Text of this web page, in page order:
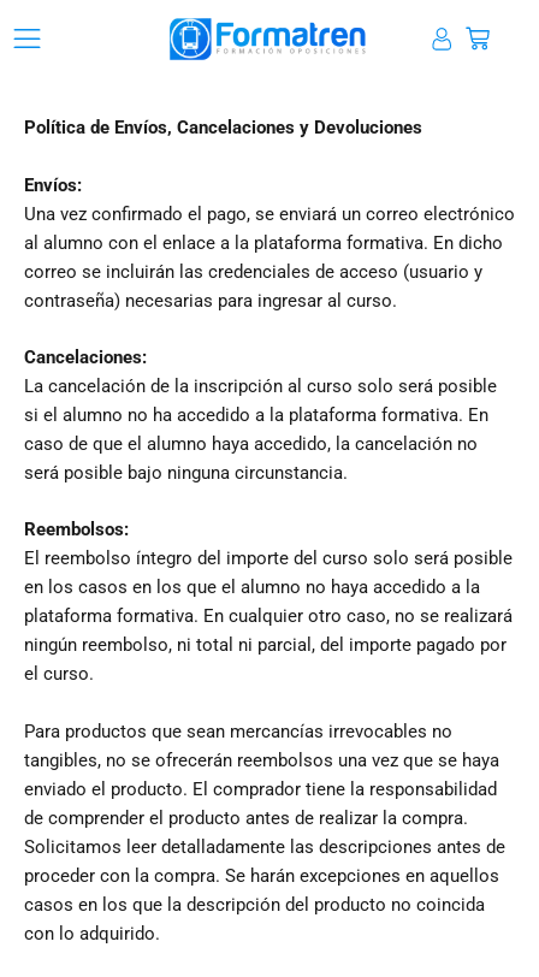
al
Política de Envíos, Cancelaciones y Devoluciones
Envíos:
Una vez confirmado el pago, se enviará un correo electrónico
al alumno con el enlace a la plataforma formativa. En dicho
correo se incluirán las credenciales de acceso (usuario y
contraseña) necesarias para ingresar al curso.
Cancelaciones:
La cancelación de la inscripción al curso solo será posible
si el alumno no ha accedido a la plataforma formativa. En
caso de que el alumno haya accedido, la cancelación no
será posible bajo ninguna circunstancia.
Reembolsos:
El reembolso íntegro del importe del curso solo será posible
en los casos en los que el alumno no haya accedido a la
plataforma formativa. En cualquier otro caso, no se realizará
ningún reembolso, ni total ni parcial, del importe pagado por
el curso.
Para productos que sean mercancías irrevocables no
tangibles, no se ofrecerán reembolsos una vez que se haya
enviado el producto. El comprador tiene la responsabilidad
de comprender el producto antes de realizar la compra.
Solicitamos leer detalladamente las descripciones antes de
proceder con la compra. Se harán excepciones en aquellos
casos en los que la descripción del producto no coincida
con lo adquirido.